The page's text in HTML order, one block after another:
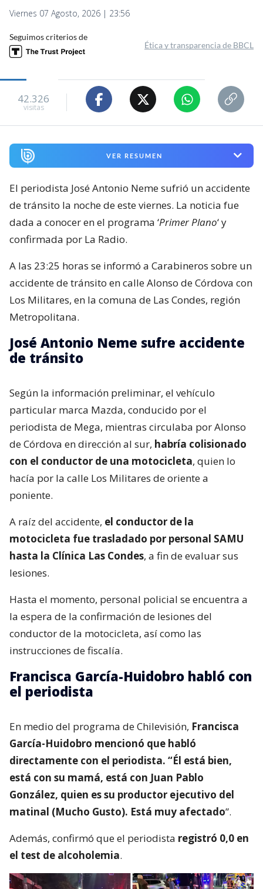
Viernes 07 Agosto, 2026 | 23:56
Seguimos criterios de
Ética y transparencia de BBCL
42.326
visitas
VER RESUMEN
El periodista José Antonio Neme sufrió un accidente
de tránsito la noche de este viernes. La noticia fue
dada a conocer en el programa ‘Primer Plano‘ y
confirmada por La Radio.
A las 23:25 horas se informó a Carabineros sobre un
accidente de tránsito en calle Alonso de Córdova con
Los Militares, en la comuna de Las Condes, región
Metropolitana.
José Antonio Neme sufre accidente
de tránsito
Según la información preliminar, el vehículo
particular marca Mazda, conducido por el
periodista de Mega, mientras circulaba por Alonso
de Córdova en dirección al sur, habría colisionado
con el conductor de una motocicleta, quien lo
hacía por la calle Los Militares de oriente a
poniente.
A raíz del accidente, el conductor de la
motocicleta fue trasladado por personal SAMU
hasta la Clínica Las Condes, a fin de evaluar sus
lesiones.
Hasta el momento, personal policial se encuentra a
la espera de la confirmación de lesiones del
conductor de la motocicleta, así como las
instrucciones de fiscalía.
Francisca García-Huidobro habló con
el periodista
En medio del programa de Chilevisión, Francisca
García-Huidobro mencionó que habló
directamente con el periodista. “Él está bien,
está con su mamá, está con Juan Pablo
González, quien es su productor ejecutivo del
matinal (Mucho Gusto). Está muy afectado”.
Además, confirmó que el periodista registró 0,0 en
el test de alcoholemia.